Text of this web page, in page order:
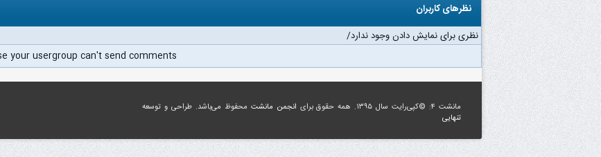
نظرهای کاربران
نظری برای نمایش دادن وجود ندارد/
your usergroup can't send comments.
مانشت ۴: ©کپی‌رایت سال ۱۳۹۵. همه حقوق برای انجمن مانشت محفوظ می‌باشد. طراحی و توسعه
تنهایی